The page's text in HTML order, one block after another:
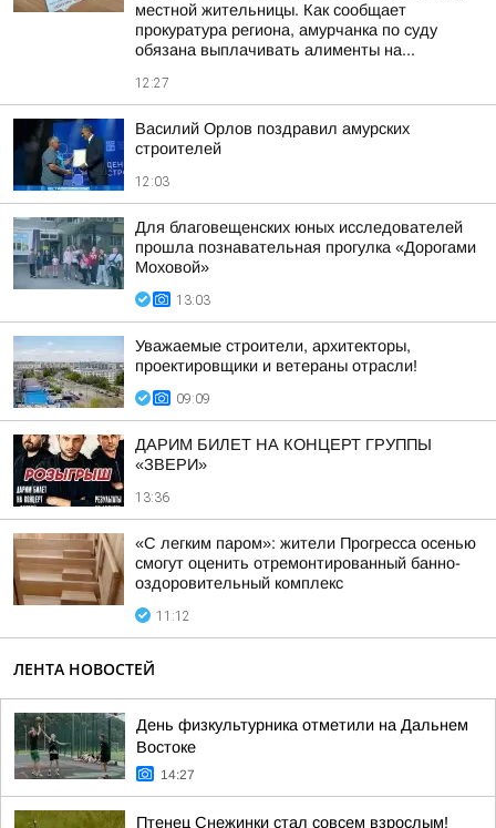
местной жительницы. Как сообщает
прокуратура региона, амурчанка по суду
обязана выплачивать алименты на...
12:27
Василий Орлов поздравил амурских
строителей
12:03
Для благовещенских юных исследователей
прошла познавательная прогулка «Дорогами
Моховой»
13:03
Уважаемые строители, архитекторы,
проектировщики и ветераны отрасли!
09:09
ДАРИМ БИЛЕТ НА КОНЦЕРТ ГРУППЫ
«ЗВЕРИ»
13:36
«С легким паром»: жители Прогресса осенью
смогут оценить отремонтированный банно-
оздоровительный комплекс
11:12
ЛЕНТА НОВОСТЕЙ
День физкультурника отметили на Дальнем
Востоке
14:27
Птенец Снежинки стал совсем взрослым!